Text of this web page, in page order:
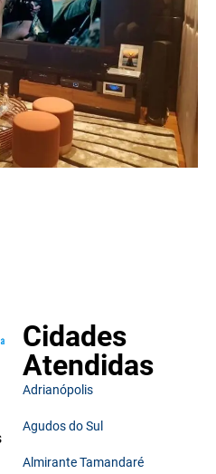
Cidades
Atendidas
Adrianópolis
Agudos do Sul
Almirante Tamandaré